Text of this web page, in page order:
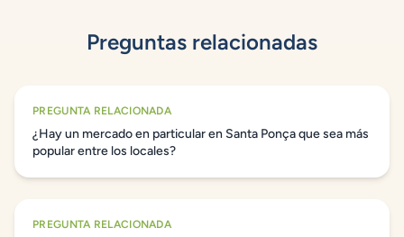
Preguntas relacionadas
PREGUNTA RELACIONADA
¿Hay un mercado en particular en Santa Ponça que sea más
popular entre los locales?
PREGUNTA RELACIONADA